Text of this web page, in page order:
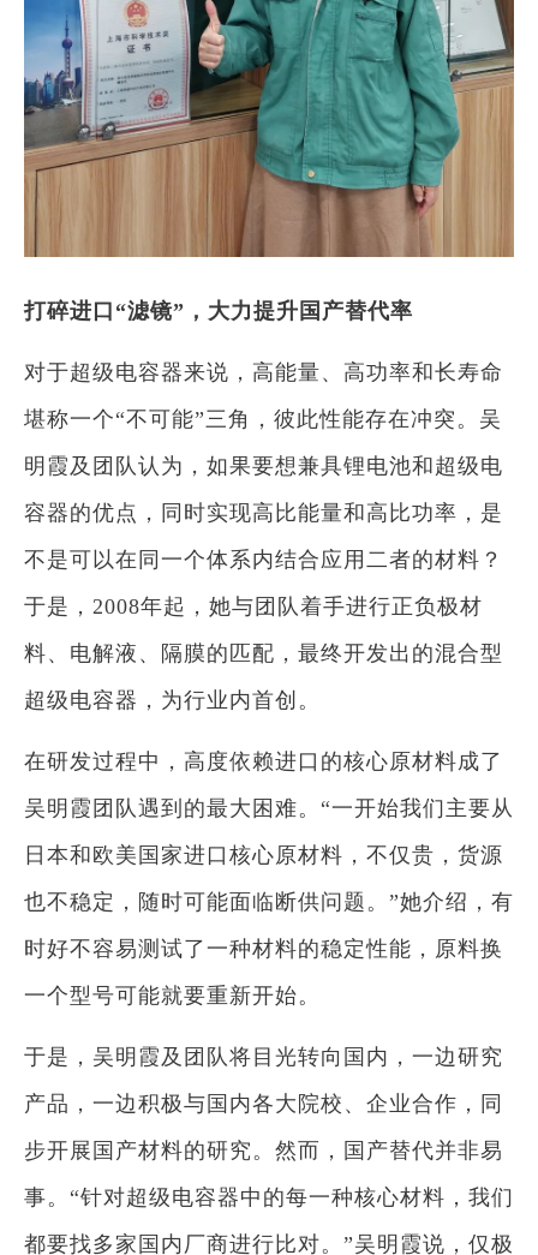
打碎进口“滤镜”，大力提升国产替代率
对于超级电容器来说，高能量、高功率和长寿命
堪称一个“不可能”三角，彼此性能存在冲突。吴
明霞及团队认为，如果要想兼具锂电池和超级电
容器的优点，同时实现高比能量和高比功率，是
不是可以在同一个体系内结合应用二者的材料？
于是，2008年起，她与团队着手进行正负极材
料、电解液、隔膜的匹配，最终开发出的混合型
超级电容器，为行业内首创。
在研发过程中，高度依赖进口的核心原材料成了
吴明霞团队遇到的最大困难。“一开始我们主要从
日本和欧美国家进口核心原材料，不仅贵，货源
也不稳定，随时可能面临断供问题。”她介绍，有
时好不容易测试了一种材料的稳定性能，原料换
一个型号可能就要重新开始。
于是，吴明霞及团队将目光转向国内，一边研究
产品，一边积极与国内各大院校、企业合作，同
步开展国产材料的研究。然而，国产替代并非易
事。“针对超级电容器中的每一种核心材料，我们
都要找多家国内厂商进行比对。”吴明霞说，仅极